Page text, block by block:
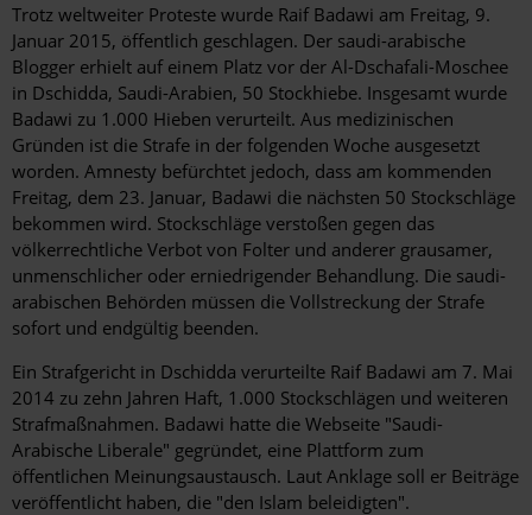
Trotz weltweiter Proteste wurde Raif Badawi am Freitag, 9.
Januar 2015, öffentlich geschlagen. Der saudi-arabische
Blogger erhielt auf einem Platz vor der Al-Dschafali-Moschee
in Dschidda, Saudi-Arabien, 50 Stockhiebe. Insgesamt wurde
Badawi zu 1.000 Hieben verurteilt. Aus medizinischen
Gründen ist die Strafe in der folgenden Woche ausgesetzt
worden. Amnesty befürchtet jedoch, dass am kommenden
Freitag, dem 23. Januar, Badawi die nächsten 50 Stockschläge
bekommen wird. Stockschläge verstoßen gegen das
völkerrechtliche Verbot von Folter und anderer grausamer,
unmenschlicher oder erniedrigender Behandlung. Die saudi-
arabischen Behörden müssen die Vollstreckung der Strafe
sofort und endgültig beenden.
Ein Strafgericht in Dschidda verurteilte Raif Badawi am 7. Mai
2014 zu zehn Jahren Haft, 1.000 Stockschlägen und weiteren
Strafmaßnahmen. Badawi hatte die Webseite "Saudi-
Arabische Liberale" gegründet, eine Plattform zum
öffentlichen Meinungsaustausch. Laut Anklage soll er Beiträge
veröffentlicht haben, die "den Islam beleidigten".